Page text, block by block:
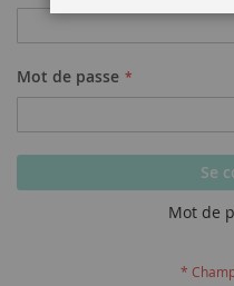
Mot de passe
Se
Mot de